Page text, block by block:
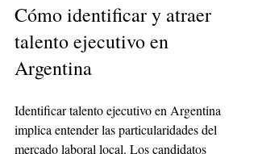
Cómo identificar y atraer
talento ejecutivo en
Argentina
Identificar talento ejecutivo en Argentina
implica entender las particularidades del
mercado laboral local. Los candidatos